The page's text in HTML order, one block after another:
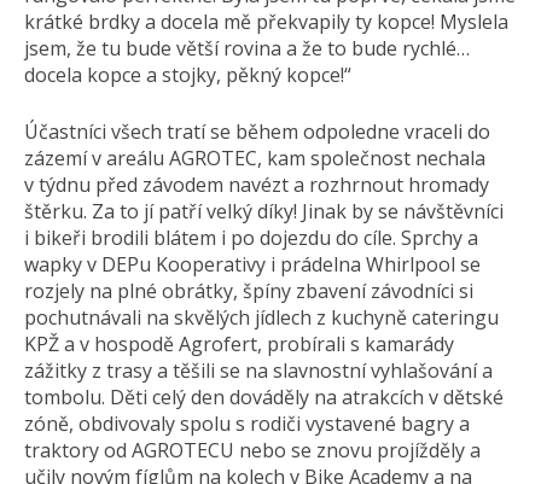
krátké brdky a docela mě překvapily ty kopce! Myslela
jsem, že tu bude větší rovina a že to bude rychlé…
docela kopce a stojky, pěkný kopce!“
Účastníci všech tratí se během odpoledne vraceli do
zázemí v areálu AGROTEC, kam společnost nechala
v týdnu před závodem navézt a rozhrnout hromady
štěrku. Za to jí patří velký díky! Jinak by se návštěvníci
i bikeři brodili blátem i po dojezdu do cíle. Sprchy a
wapky v DEPu Kooperativy i prádelna Whirlpool se
rozjely na plné obrátky, špíny zbavení závodníci si
pochutnávali na skvělých jídlech z kuchyně cateringu
KPŽ a v hospodě Agrofert, probírali s kamarády
zážitky z trasy a těšili se na slavnostní vyhlašování a
tombolu. Děti celý den dováděly na atrakcích v dětské
zóně, obdivovaly spolu s rodiči vystavené bagry a
traktory od AGROTECU nebo se znovu projížděly a
učily novým fíglům na kolech v Bike Academy a na